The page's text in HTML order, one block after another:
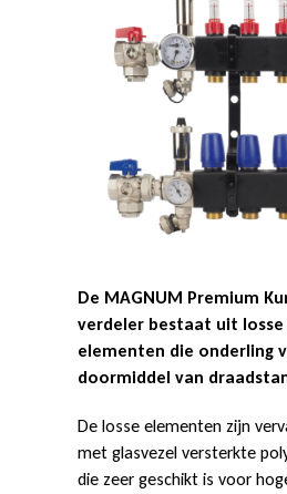
De MAGNUM Premium
verdeler bestaat uit
elementen die onderling
doormiddel van
De losse elementen zijn
met glasvezel versterkte
die zeer geschikt is voor